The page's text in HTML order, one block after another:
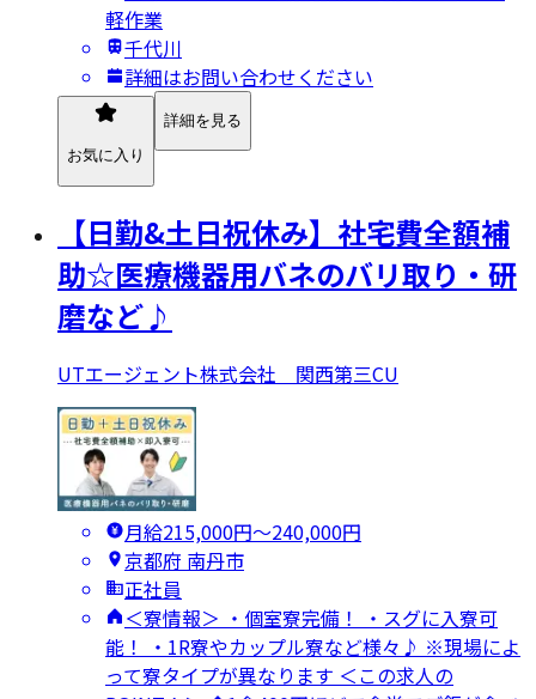
軽作業
千代川
詳細はお問い合わせください
お気に入り
詳細を見る
【日勤&土日祝休み】社宅費全額補
助☆医療機器用バネのバリ取り・研
磨など♪
UTエージェント株式会社 関西第三CU
月給215,000円〜240,000円
京都府 南丹市
正社員
＜寮情報＞ ・個室寮完備！ ・スグに入寮可
能！ ・1R寮やカップル寮など様々♪ ※現場によ
って寮タイプが異なります ＜この求人の